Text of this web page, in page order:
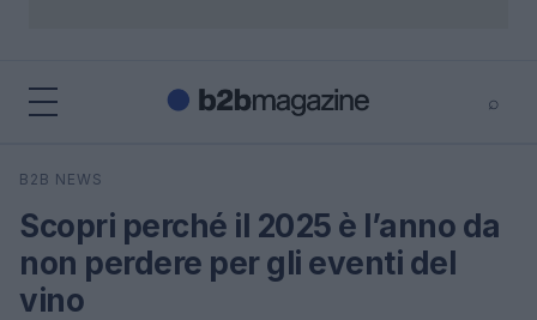
⌕
Cerca
B2B NEWS
Scopri perché il 2025 è l’anno da
non perdere per gli eventi del
vino